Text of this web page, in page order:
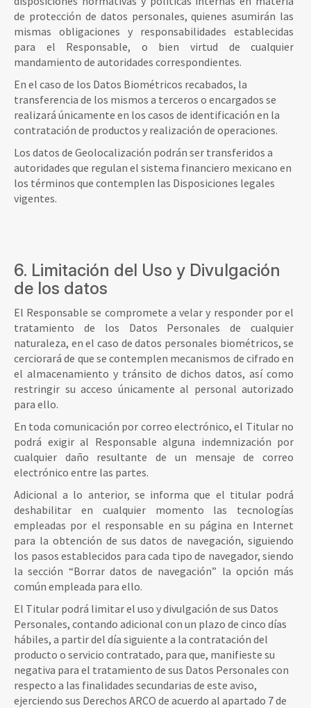
de protección de datos personales, quienes asumirán las
mismas obligaciones y responsabilidades establecidas
para el Responsable, o bien virtud de cualquier
mandamiento de autoridades correspondientes.
En el caso de los Datos Biométricos recabados, la
transferencia de los mismos a terceros o encargados se
realizará únicamente en los casos de identificación en la
contratación de productos y realización de operaciones.
Los datos de Geolocalización podrán ser transferidos a
autoridades que regulan el sistema financiero mexicano en
los términos que contemplen las Disposiciones legales
vigentes.
6. Limitación del Uso y Divulgación
de los datos
El Responsable se compromete a velar y responder por el
tratamiento de los Datos Personales de cualquier
naturaleza, en el caso de datos personales biométricos, se
cerciorará de que se contemplen mecanismos de cifrado en
el almacenamiento y tránsito de dichos datos, así como
restringir su acceso únicamente al personal autorizado
para ello.
En toda comunicación por correo electrónico, el Titular no
podrá exigir al Responsable alguna indemnización por
cualquier daño resultante de un mensaje de correo
electrónico entre las partes.
Adicional a lo anterior, se informa que el titular podrá
deshabilitar en cualquier momento las tecnologías
empleadas por el responsable en su página en Internet
para la obtención de sus datos de navegación, siguiendo
los pasos establecidos para cada tipo de navegador, siendo
la sección “Borrar datos de navegación” la opción más
común empleada para ello.
El Titular podrá limitar el uso y divulgación de sus Datos
Personales, contando adicional con un plazo de cinco días
hábiles, a partir del día siguiente a la contratación del
producto o servicio contratado, para que, manifieste su
negativa para el tratamiento de sus Datos Personales con
respecto a las finalidades secundarias de este aviso,
ejerciendo sus Derechos ARCO de acuerdo al apartado 7 de